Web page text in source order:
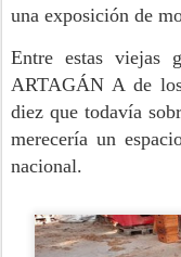
una exposición de
Entre estas viejas
ARTAGÁN A de
diez que todavía
merecería un
nacional.